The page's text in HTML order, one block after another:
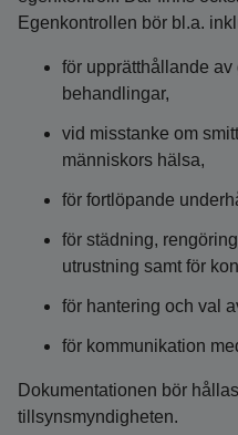
Egenkontrollen bör bl.a.
för upprätthållande
behandlingar,
vid misstanke om
människors hälsa,
för fortlöpande
för städning,
utrustning samt för
för hantering och val
för kommunikation
Dokumentationen bör
tillsynsmyndigheten.